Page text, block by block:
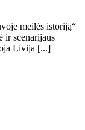
meilės istoriją“
ir scenarijaus
Livija [...]